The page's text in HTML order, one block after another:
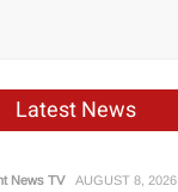
Latest News
News TV AUGUST 8, 2026